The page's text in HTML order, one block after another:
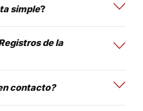
simple?
de la
contacto?